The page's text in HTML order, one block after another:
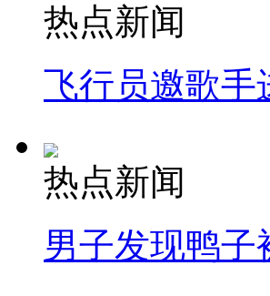
热点新闻
飞行员邀歌手
热点新闻
男子发现鸭子